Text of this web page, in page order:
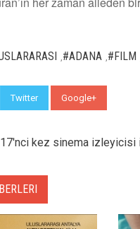
#ADANA #FILM
Twitter Google+
kez sinema izleyicisi